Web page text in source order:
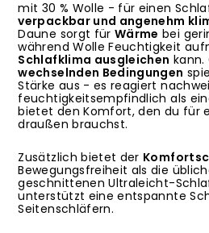
mit 30 % Wolle - für einen
verpackbar und angenehm
Daune sorgt fürWärme bei
während Wolle Feuchtigkeit
Schlafklima ausgleichen kann.
wechselnden Bedingungen
Stärke aus - es reagiert
feuchtigkeitsempfindlich als
bietet den Komfort, den du für
draußen brauchst.
Zusätzlich bietet der
Bewegungsfreiheit als die
geschnittenen Ultraleicht-
unterstützt eine entspannte
Seitenschläfern.